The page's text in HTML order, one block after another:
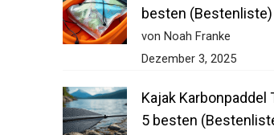
5 besten (Bestenliste)
von Noah Franke
Dezember 3, 2025
Kajak Karbonpaddel
5 besten